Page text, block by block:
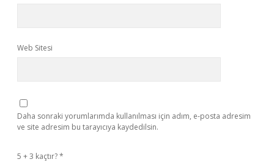
Web Sitesi
Daha sonraki yorumlarımda kullanılması için adım, e-posta adresim
ve site adresim bu tarayıcıya kaydedilsin.
5 + 3 kaçtır?*